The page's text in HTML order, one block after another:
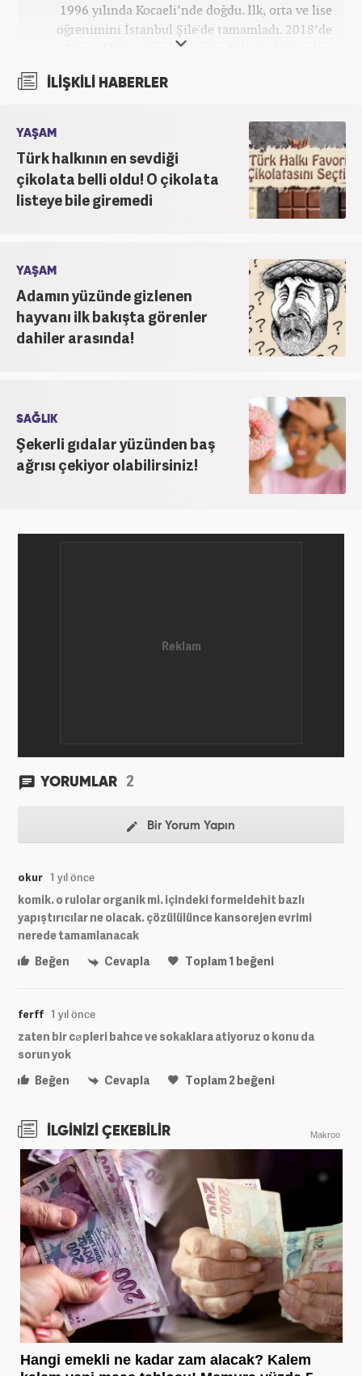
1996 yılında Kocaeli’nde doğdu. İlk, orta ve lise
öğrenimini İstanbul Şile'de tamamladı. 2018’de
Düzce Üniversitesi Yönetim Bilişim Sistemleri
bağlı Haber7.com bünyesinde ‘SEO Editörü’
İLİŞKİLİ HABERLER
YAŞAM
Türk halkının en sevdiği
çikolata belli oldu! O çikolata
listeye bile giremedi
YAŞAM
Adamın yüzünde gizlenen
hayvanı ilk bakışta görenler
dahiler arasında!
SAĞLIK
Şekerli gıdalar yüzünden baş
ağrısı çekiyor olabilirsiniz!
YORUMLAR 2
Bir Yorum Yapın
okur 1 yıl önce
komik. o rulolar organik mi. içindeki formeldehit bazlı
yapıştırıcılar ne olacak. çözülülünce kansorejen evrimi
nerede tamamlanacak
Beğen
Cevapla Toplam1 beğeni
ferff 1 yıl önce
zaten bir cøpleri bahce ve sokaklara atiyoruz o konu da
sorun yok
Beğen
Cevapla Toplam2 beğeni
İLGİNİZİ ÇEKEBİLİR Makroo
Hangi emekli ne kadar zam alacak? Kalem